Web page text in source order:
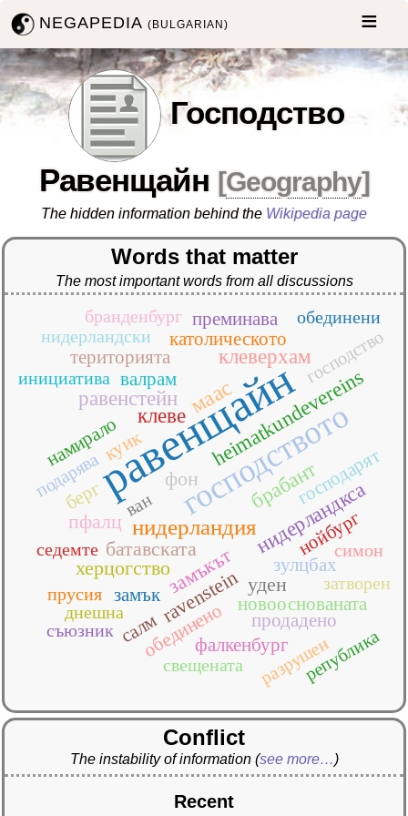
NEGAPEDIA(BULGARIAN)
Господство
Равенщайн [Geography]
The hidden information behind the Wikipedia page
Words that matter
The most important words from all discussions
равенщайн
господството
нидерландия
маас
heimatkundevereins
брабант
клеве
клеверхам
нидерландкса
равенстейн
ravenstein
батавскатазамъкът
пфалц
уден
фон
херцогство
берг
валрам
господарят
замък
зулцбах
католическото
куик
намирало
новооснованата
нойбург
обединено
преминава
продадено
салм
територията
фалкенбург
бранденбург
ван
господство
днешна
затворен
инициатива
нидерландски
обединени
подарява
прусия
разрушенрепублика
свещената
седемте симон
съюзник
Conflict
The instability of information (see more…)
Recent